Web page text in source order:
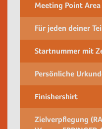
Meeting Point Area
Für jeden deiner
Startnummer mit
Persönliche
Finishershirt
Zielverpflegung